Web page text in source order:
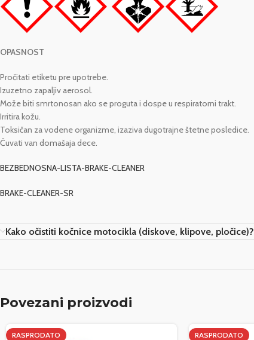
OPASNOST
Pročitati etiketu pre upotrebe.
Izuzetno zapaljiv aerosol.
Može biti smrtonosan ako se proguta i dospe u respiratorni trakt.
Irritira kožu.
Toksičan za vodene organizme, izaziva dugotrajne štetne posledice.
Čuvati van domašaja dece.
BEZBEDNOSNA-LISTA-BRAKE-CLEANER
BRAKE-CLEANER-SR
Kako očistiti kočnice motocikla (diskove, klipove, pločice)?
Povezani proizvodi
RASPRODATO RASPRODATO